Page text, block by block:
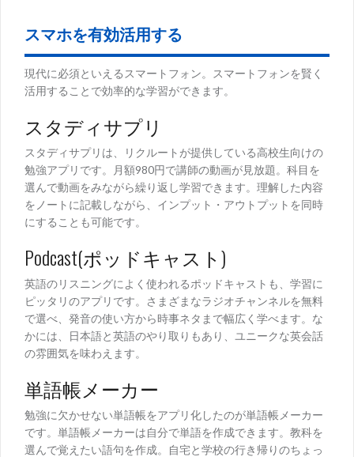
スマホを有効活用する
現代に必須といえるスマートフォン。スマートフォンを賢く
活用することで効率的な学習ができます。
スタディサプリ
スタディサプリは、リクルートが提供している高校生向けの
勉強アプリです。月額980円で講師の動画が見放題。科目を
選んで動画をみながら繰り返し学習できます。理解した内容
をノートに記載しながら、インプット・アウトプットを同時
にすることも可能です。
Podcast(ポッドキャスト)
英語のリスニングによく使われるポッドキャストも、学習に
ピッタリのアプリです。さまざまなラジオチャンネルを無料
で選べ、発音の使い方から時事ネタまで幅広く学べます。な
かには、日本語と英語のやり取りもあり、ユニークな英会話
の雰囲気を味わえます。
単語帳メーカー
勉強に欠かせない単語帳をアプリ化したのが単語帳メーカー
です。単語帳メーカーは自分で単語を作成できます。教科を
選んで覚えたい語句を作成。自宅と学校の行き帰りのちょっ